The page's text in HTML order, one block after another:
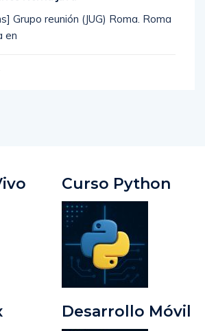
Grupo reunión (JUG) Roma. Roma
en
Curso Python
Desarrollo Móvil